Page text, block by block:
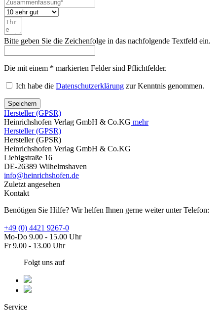
Bitte geben Sie die Zeichenfolge in das nachfolgende Textfeld ein.
Die mit einem * markierten Felder sind Pflichtfelder.
Ich habe die Datenschutzerklärung zur Kenntnis genommen.
Speichern
Hersteller (GPSR)
Heinrichshofen Verlag GmbH & Co.KG mehr
Hersteller (GPSR)
Hersteller (GPSR)
Heinrichshofen Verlag GmbH & Co.KG
Liebigstraße 16
DE-26389 Wilhelmshaven
info@heinrichshofen.de
Zuletzt angesehen
Kontakt
Benötigen Sie Hilfe? Wir helfen Ihnen gerne weiter unter Telefon:
+49 (0) 4421 9267-0
Mo-Do 9.00 - 15.00 Uhr
Fr 9.00 - 13.00 Uhr
Folgt uns auf
Service